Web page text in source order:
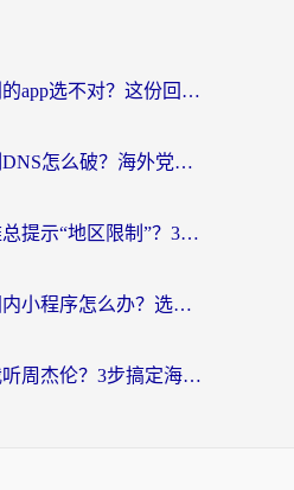
海外看国内电视剧的app选不对？这份回国加速器避坑指南帮你流畅追剧
喜马拉雅地区限制DNS怎么破？海外党听国内音乐听书的终极解决方案
在海外听喜马拉雅总提示“地区限制”？3步轻松解除+听国内音乐全攻略
在国外登录不了国内小程序怎么办？选对回国加速器，轻松解锁国内资源
在美国怎么用酷我听周杰伦？3步搞定海外听歌难题